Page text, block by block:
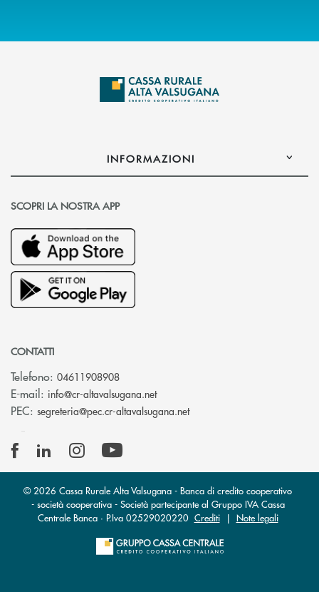
INFORMAZIONI
SCOPRI LA NOSTRA APP
CONTATTI
Telefono: 04611908908
E-mail: info@cr-altavalsugana.net(si apre l’app di posta
PEC: segreteria@pec.cr-altavalsugana.net(si apre l’app di posta
© 2026 Cassa Rurale Alta Valsugana - Banca di credito cooperativo
- società cooperativa - Società partecipante al Gruppo IVA Cassa
Centrale Banca · P.Iva 02529020220 Crediti| Note legali